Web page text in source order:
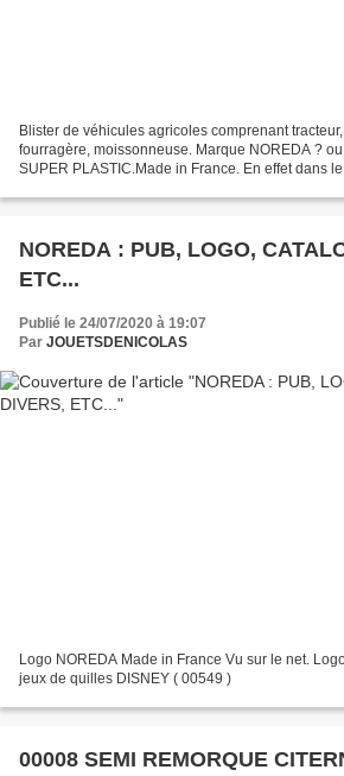
Blister de véhicules agricoles comprenant
fourragère, moissonneuse. Marque NOREDA ?
SUPER PLASTIC.Made in France. En effet dans
NOREDA : PUB, LOGO,
ETC...
Publié le 24/07/2020 à 19:07
Par JOUETSDENICOLAS
Logo NOREDA Made in France Vu sur le net.
jeux de quilles DISNEY ( 00549 )
00008 SEMI REMORQUE